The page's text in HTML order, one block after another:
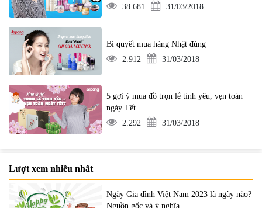
38.681
31/03/2018
Bí quyết mua hàng Nhật đúng
2.912
31/03/2018
5 gợi ý mua đồ trọn lễ tình yêu, vẹn toàn
ngày Tết
2.292
31/03/2018
Lượt xem nhiều nhất
Ngày Gia đình Việt Nam 2023 là ngày nào?
Nguồn gốc và ý nghĩa